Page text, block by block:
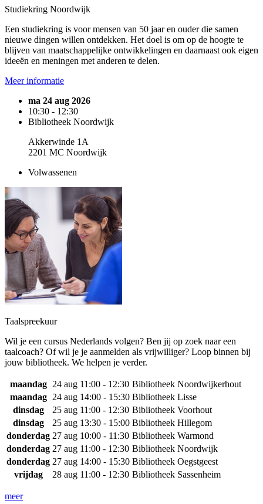
Studiekring Noordwijk
Een studiekring is voor mensen van 50 jaar en ouder die samen
nieuwe dingen willen ontdekken. Het doel is om op de hoogte te
blijven van maatschappelijke ontwikkelingen en daarnaast ook eigen
ideeën en meningen met anderen te delen.
Meer informatie
ma 24 aug 2026
10:30 - 12:30
Bibliotheek Noordwijk
Akkerwinde 1A
2201 MC Noordwijk
Volwassenen
Taalspreekuur
Wil je een cursus Nederlands volgen? Ben jij op zoek naar een
taalcoach? Of wil je je aanmelden als vrijwilliger? Loop binnen bij
jouw bibliotheek. We helpen je verder.
maandag 24 aug 11:00 - 12:30 Bibliotheek Noordwijkerhout
maandag
24 aug 14:00 - 15:30 Bibliotheek Lisse
dinsdag
25 aug 11:00 - 12:30 Bibliotheek Voorhout
dinsdag
25 aug 13:30 - 15:00 Bibliotheek Hillegom
donderdag 27 aug 10:00 - 11:30 Bibliotheek Warmond
donderdag 27 aug 11:00 - 12:30 Bibliotheek Noordwijk
donderdag 27 aug 14:00 - 15:30 Bibliotheek Oegstgeest
vrijdag
28 aug 11:00 - 12:30 Bibliotheek Sassenheim
meer